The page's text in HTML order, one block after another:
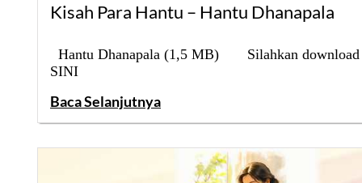
Kisah Para Hantu – Hantu Dhanapala
Hantu Dhanapala (1,5 MB) Silahkan
SINI
Baca Selanjutnya